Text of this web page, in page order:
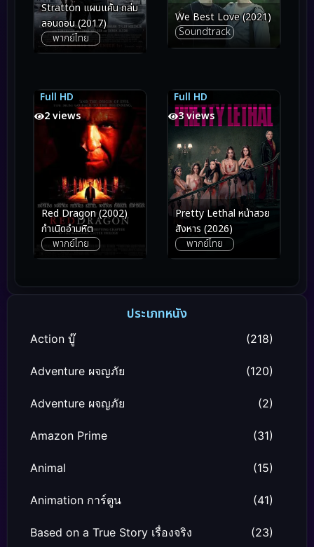
Stratton แผนแค้น ถล่ม
ลอนดอน (2017)
พากย์ไทย
We Best Love (2021)
Soundtrack
Full HD
7.2
2 views
7.2
Red Dragon (2002)
กำเนิดอำมหิต
พากย์ไทย
Full HD
6.7
3 views
6.7
Pretty Lethal หน้าสวย
สังหาร (2026)
พากย์ไทย
ประเภทหนัง
Action บู๊ (218)
Adventure ผจญภัย (120)
Adventure ผจญภัย (2)
Amazon Prime (31)
Animal (15)
Animation การ์ตูน (41)
Based on a True Story เรื่องจริง (23)